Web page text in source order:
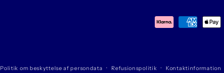
Betalingsmetoder
Politik om beskyttelse af persondata Refusionspolitik Kontaktinformation